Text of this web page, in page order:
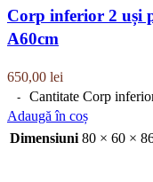
Corp inferior 2 uși
A60cm
650,00 lei
Cantitate Corp
Adaugă în coș
Dimensiuni 80 × 60 ×